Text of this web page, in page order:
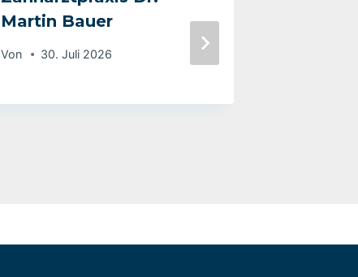
Martin Bauer
Von 30. Juli 2026